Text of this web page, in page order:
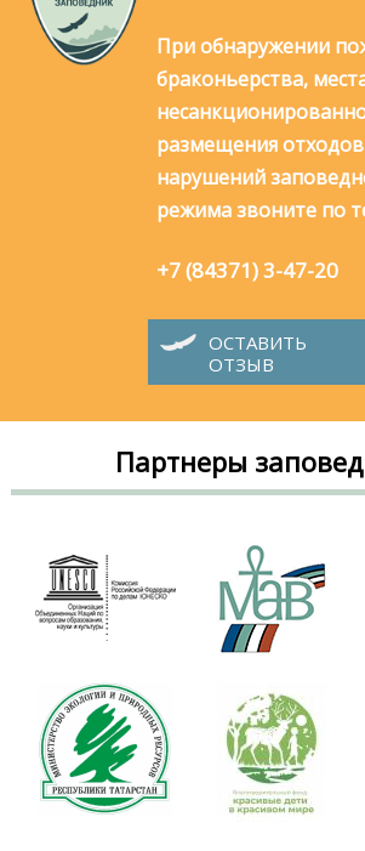
При обнаружении
браконьерства,
размещения отходов
нарушений
режима звоните по
+7 (84371) 3-47-20
ОСТАВИТЬ
ОТЗЫВ
Партнеры